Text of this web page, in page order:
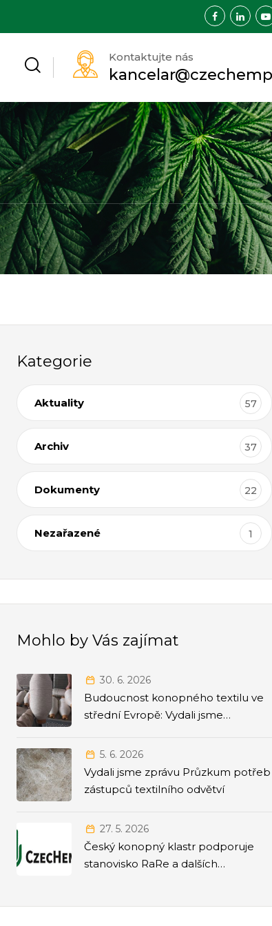
Kontaktujte nás
Kategorie
Aktuality 57
Archiv 37
Dokumenty 22
Nezařazené 1
Mohlo by Vás zajímat
30. 6. 2026
Budoucnost konopného textilu ve
střední Evropě: Vydali jsme
5. 6. 2026
Vydali jsme zprávu Průzkum potřeb
zástupců textilního odvětví
27. 5. 2026
Český konopný klastr podporuje
stanovisko RaRe a dalších